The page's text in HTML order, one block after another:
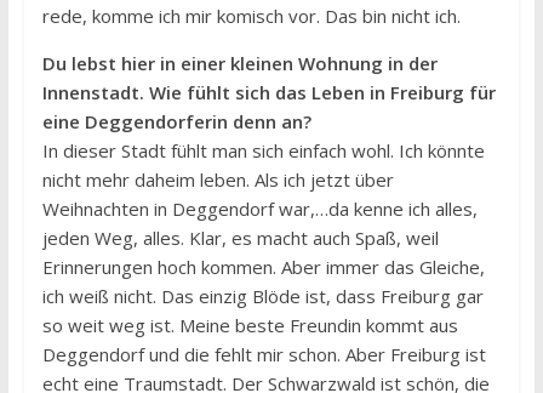
rede, komme ich mir komisch vor. Das bin nicht ich.
Du lebst hier in einer kleinen Wohnung in der
Innenstadt. Wie fühlt sich das Leben in Freiburg für
eine Deggendorferin denn an?
In dieser Stadt fühlt man sich einfach wohl. Ich könnte
nicht mehr daheim leben. Als ich jetzt über
Weihnachten in Deggendorf war,…da kenne ich alles,
jeden Weg, alles. Klar, es macht auch Spaß, weil
Erinnerungen hoch kommen. Aber immer das Gleiche,
ich weiß nicht. Das einzig Blöde ist, dass Freiburg gar
so weit weg ist. Meine beste Freundin kommt aus
Deggendorf und die fehlt mir schon. Aber Freiburg ist
echt eine Traumstadt. Der Schwarzwald ist schön, die